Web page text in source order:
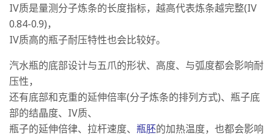
IV质是量测分子炼条的长度指标，越高代表炼条越完整(IV
0.84-0.9)，
IV质高的瓶子耐压特性也会比较好。
汽水瓶的底部设计与五爪的形状、高度、与弧度都会影响耐
压性，
还有底部和克重的延伸倍率(分子炼条的排列方式)、瓶子底
部的结晶度、IV质、
瓶子的延伸倍律、拉杆速度、 瓶胚的加热温度，也都会影响